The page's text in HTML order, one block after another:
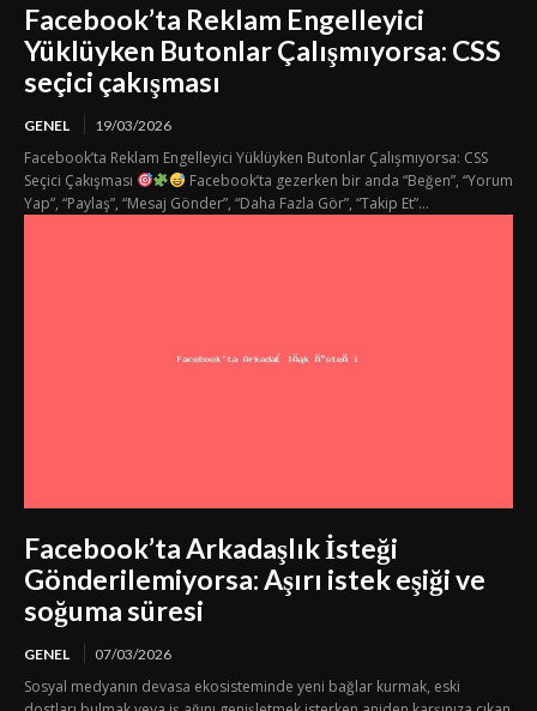
Facebook’ta Reklam Engelleyici
Yüklüyken Butonlar Çalışmıyorsa: CSS
seçici çakışması
GENEL 19/03/2026
Facebook’ta Reklam Engelleyici Yüklüyken Butonlar Çalışmıyorsa: CSS
Seçici Çakışması
Facebook’ta gezerken bir anda “Beğen”, “Yorum
Yap”, “Paylaş”, “Mesaj Gönder”, “Daha Fazla Gör”, “Takip Et”...
Facebook’ta Arkadaşlık İsteği
Gönderilemiyorsa: Aşırı istek eşiği ve
soğuma süresi
GENEL 07/03/2026
Sosyal medyanın devasa ekosisteminde yeni bağlar kurmak, eski